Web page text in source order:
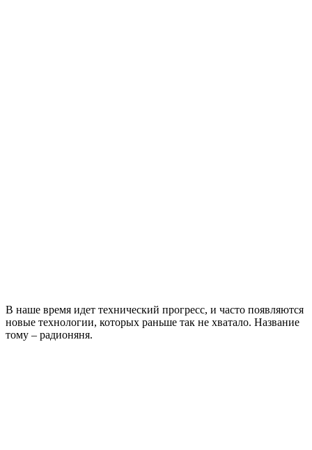
В наше время идет технический прогресс, и часто появляются
новые технологии, которых раньше так не хватало. Название
тому – радионяня.